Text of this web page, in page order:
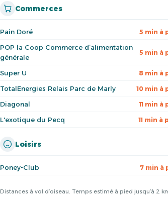
Commerces
Pain Doré 5 min à
POP la Coop Commerce d’alimentation
générale
5 min à
Super U 8 min à
TotalEnergies Relais Parc de Marly 10 min à
Diagonal 11 min à
L'exotique du Pecq 11 min à
Loisirs
Poney-Club 7 min à
Distances à vol d’oiseau. Temps estimé à pied jusqu’à 2